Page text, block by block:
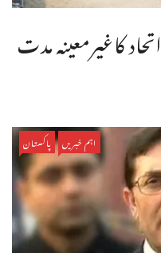
کاغیرمعینہ مدت
اہم خبریں پاکستان